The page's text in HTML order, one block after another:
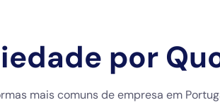
por
mais comuns de empresa em